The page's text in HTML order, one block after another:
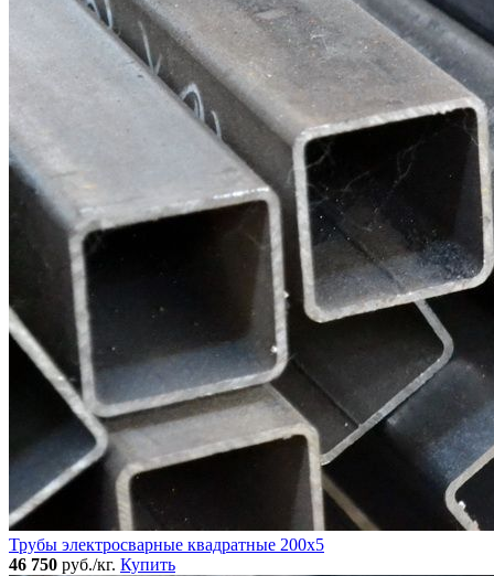
Трубы электросварные квадратные 200x5
46 750 руб./кг. Купить